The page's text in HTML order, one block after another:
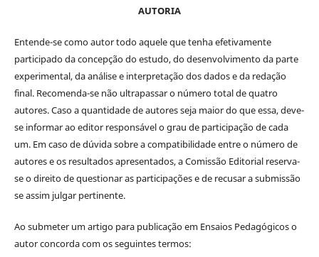
AUTORIA
Entende-se como autor todo aquele que tenha efetivamente
participado da concepção do estudo, do desenvolvimento da parte
experimental, da análise e interpretação dos dados e da redação
final. Recomenda-se não ultrapassar o número total de quatro
autores. Caso a quantidade de autores seja maior do que essa, deve-
se informar ao editor responsável o grau de participação de cada
um. Em caso de dúvida sobre a compatibilidade entre o número de
autores e os resultados apresentados, a Comissão Editorial reserva-
se o direito de questionar as participações e de recusar a submissão
se assim julgar pertinente.
Ao submeter um artigo para publicação em Ensaios Pedagógicos o
autor concorda com os seguintes termos: